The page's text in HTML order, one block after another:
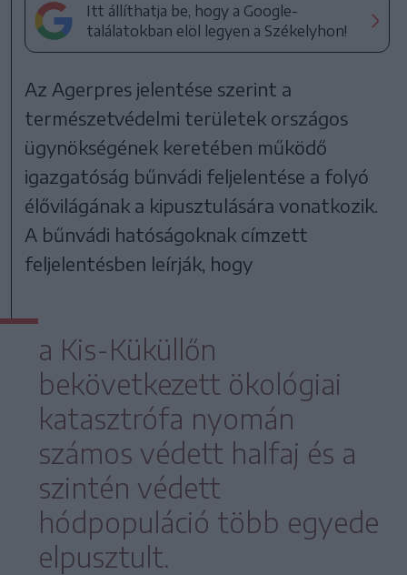
Itt állíthatja be, hogy a Google-
találatokban elöl legyen a Székelyhon!
Az Agerpres jelentése szerint a
természetvédelmi területek országos
ügynökségének keretében működő
igazgatóság bűnvádi feljelentése a folyó
élővilágának a kipusztulására vonatkozik.
A bűnvádi hatóságoknak címzett
feljelentésben leírják, hogy
a Kis-Küküllőn
bekövetkezett ökológiai
katasztrófa nyomán
számos védett halfaj és a
szintén védett
hódpopuláció több egyede
elpusztult.